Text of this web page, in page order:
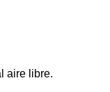
aire libre.